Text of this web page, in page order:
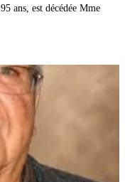
ans, est décédée Mme